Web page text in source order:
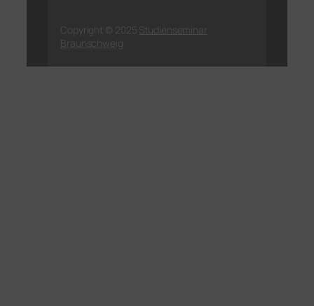
Copyright © 2025 Studienseminar
Braunschweig